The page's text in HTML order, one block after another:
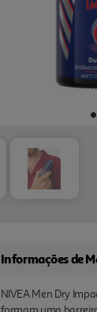
Informações de
NIVEA Men Dry